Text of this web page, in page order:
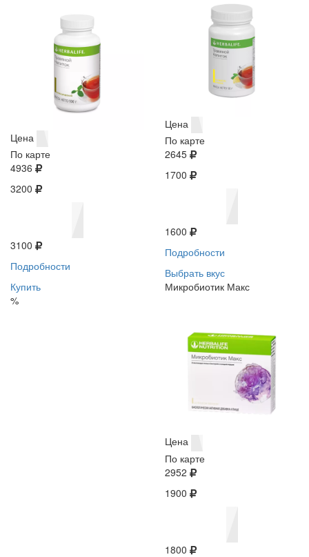
Цена
По карте
4936
3200
3100
Подробности
Купить
%
Цена
По карте
2645
1700
1600
Подробности
Выбрать вкус
Микробиотик Макс
Цена
По карте
2952
1900
1800